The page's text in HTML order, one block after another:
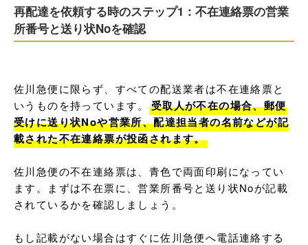
再配達を依頼する時のステップ1：不在連絡票の営業
所番号と送り状Noを確認
佐川急便に限らず、すべての配送業者は不在連絡票と
いうものを持っています。
受取人が不在の場合、郵便
受けに送り状Noや営業所、配達担当者の名前などが記
載された不在連絡票が投函されます。
佐川急便の不在連絡票は、青色で両面印刷になってい
ます。まずは不在票に、営業所番号と送り状Noが記載
されているかを確認しましょう。
もし記載がない場合はすぐに佐川急便へ電話連絡する